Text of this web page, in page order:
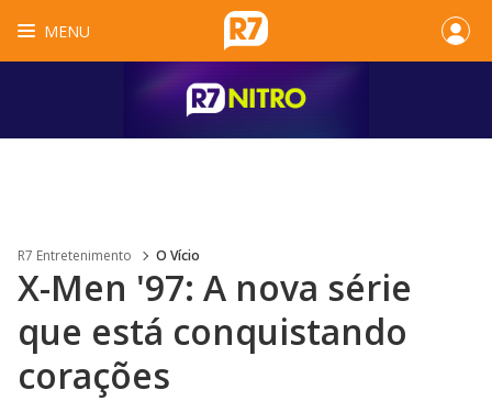
MENU
R7 Entretenimento O Vício
X-Men '97: A nova série
que está conquistando
corações